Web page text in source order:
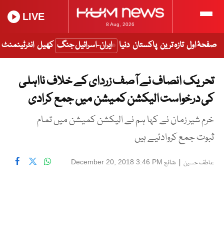
8 Aug, 2026
LIVE
صفحۂ اول تازہ ترین پاکستان دنیا ایران-اسرائیل جنگ کھیل انٹرٹینمنٹ
تحریک انصاف نے آصف زردای کے خلاف نااہلی
کی درخواست الیکشن کمیشن میں جمع کرادی
خرم شیر زمان نے کہا ہم نے الیکشن کمیشن میں تمام
ثبوت جمع کروادئیے ہیں
عاطف حسین | شائع December 20, 2018 3:46 PM